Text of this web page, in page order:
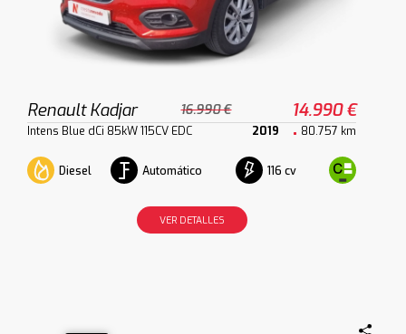
Renault Kadjar 16.990 € 14.990 €
Intens Blue dCi 85kW 115CV EDC 2019 80.757 km
Diesel Automático 116 cv
VER DETALLES